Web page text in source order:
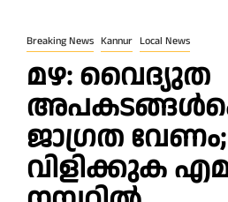
Breaking News Kannur Local News
മഴ: വൈദ്യുത
ജാഗ്രത വേണം;
വിളിക്കുക